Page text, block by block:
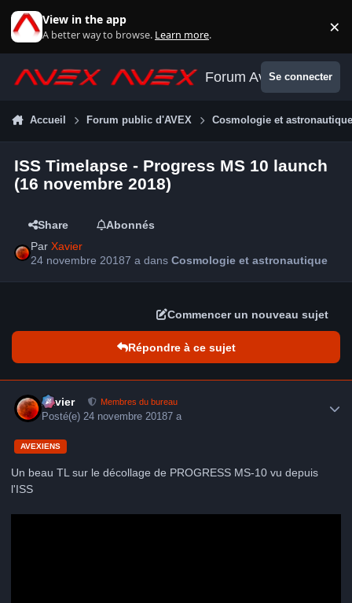
View in the app
A better way to browse. Learn more. ×
Forum AvexSe connecter
Accueil Forum public d'AVEX Cosmologie et
ISS Timelapse - Progress MS 10 launch
(16 novembre 2018)
Share
Abonnés
ParXavier
24 novembre 20187 a dansCosmologie et astronautique
Commencer un nouveau sujet
Répondre à ce sujet
Xavier Membres du bureau
Posté(e) 24 novembre 20187 a
AVEXIENS
Un beau TL sur le décollage de PROGRESS MS-10 vu depuis
l'ISS